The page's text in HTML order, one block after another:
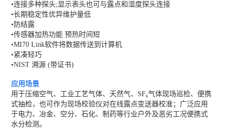
•连接多种探头;显示表头也可与露点和湿度探头连接
•长期稳定性优异维护量低
•防结露
•传感器加热功能 预热时间短
•MI70 Link软件将数据传送到计算机
•紧凑轻巧
•NIST 溯源 (带证书)
应用场景
用于压缩空气、工业工艺气体、天然气、SF₆气体现场巡检、便携
式抽检，也可作为现场校验仪对在线露点变送器校准；广泛应用
于电力、冶金、空分、石化、制药等行业户外及恶劣工况便携式
水分检测。